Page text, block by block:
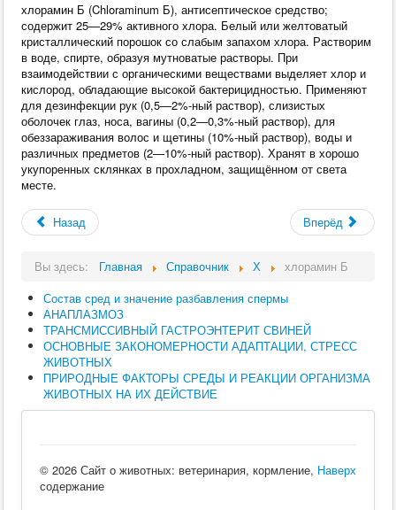
хлорамин Б (Chloraminum Б), антисептическое средство;
содержит 25—29% активного хлора. Белый или желтоватый
кристаллический порошок со слабым запахом хлора. Растворим
в воде, спирте, образуя мутноватые растворы. При
взаимодействии с органическими веществами выделяет хлор и
кислород, обладающие высокой бактерицидностью. Применяют
для дезинфекции рук (0,5—2%‑ный раствор), слизистых
оболочек глаз, носа, вагины (0,2—0,3%‑ный раствор), для
обеззараживания волос и щетины (10%‑ный раствор), воды и
различных предметов (2—10%‑ный раствор). Хранят в хорошо
укупоренных склянках в прохладном, защищённом от света
месте.
Назад Вперёд
Вы здесь: Главная Справочник Х
хлорамин Б
Состав сред и значение разбавления спермы
АНАПЛАЗМОЗ
ТРАНСМИССИВНЫЙ ГАСТРОЭНТЕРИТ СВИНЕЙ
ОСНОВНЫЕ ЗАКОНОМЕРНОСТИ АДАПТАЦИИ, СТРЕСС
ЖИВОТНЫХ
ПРИРОДНЫЕ ФАКТОРЫ СРЕДЫ И РЕАКЦИИ ОРГАНИЗМА
ЖИВОТНЫХ НА ИХ ДЕЙСТВИЕ
Наверх
© 2026 Сайт о животных: ветеринария, кормление,
содержание